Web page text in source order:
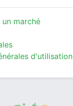
marché
d'utilisation